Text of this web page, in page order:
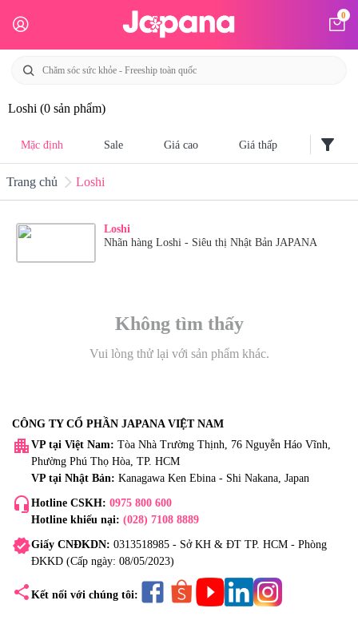
0
Loshi (0 sản phẩm)
Mặc định Sale Giá cao Giá thấp filter_alt
Trang chủ Loshi
Loshi
Nhãn hàng Loshi - Siêu thị Nhật Bản JAPANA
Không tìm thấy
Vui lòng thử lại với sản phẩm khác.
CÔNG TY CỔ PHẦN JAPANA VIỆT NAM
apartment VP tại Việt Nam: Tòa Nhà Trường Thịnh, 76 Nguyễn Háo Vĩnh,
Phường Phú Thọ Hòa, TP. HCM
VP tại Nhật Bản: Kanagawa Ken Ebina - Shi Nakana, Japan
headset_mic Hotline CSKH: 0975 800 600
Hotline khiếu nại: (028) 7108 8889
verifiedGiấy CNĐKDN: 0313518985 - Sở KH & ĐT TP. HCM - Phòng
ĐKKD (Cấp ngày: 08/05/2023)
share Kết nối với chúng tôi: